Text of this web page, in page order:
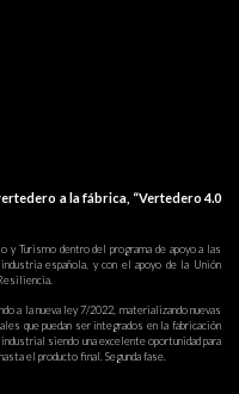
a la fábrica, “Vertedero 4.0
Turismo dentro del programa de apoyo a las
española, y con el apoyo de la Unión
a la nueva ley 7/2022, materializando nuevas
que puedan ser integrados en la fabricación
siendo una excelente oportunidad para
el producto final. Segunda fase.